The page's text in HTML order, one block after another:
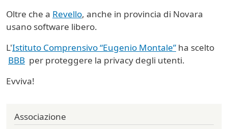
Oltre che a Revello, anche in provincia di Novara
usano software libero.
L'Istituto Comprensivo “Eugenio Montale” ha scelto
BBB per proteggere la privacy degli utenti.
Evviva!
Associazione